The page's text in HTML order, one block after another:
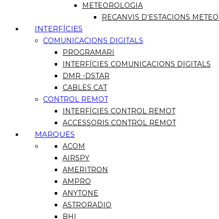
METEOROLOGIA
RECANVIS D’ESTACIONS
INTERFÍCIES
COMUNICACIONS DIGITALS
PROGRAMARI
INTERFÍCIES COMUNICACIONS DIGITALS
DMR -DSTAR
CABLES CAT
CONTROL REMOT
INTERFÍCIES CONTROL REMOT
ACCESSORIS CONTROL REMOT
MARQUES
ACOM
AIRSPY
AMERITRON
AMPRO
ANYTONE
ASTRORADIO
BHI